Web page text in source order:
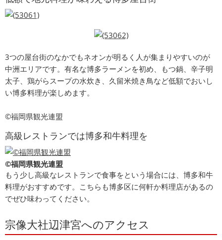
3つの屋台街のなかでもネオンが明るく人が集まりやすいのが
中洲エリアです。有名な博多ラーメンを初め、もつ鍋、辛子明
太子、鶏がらスープの水炊き、久留米焼き鳥など低額でおいし
い博多料理が楽しめます。
©福岡県観光連盟
高級レストランでは博多和牛料理を
©福岡県観光連盟
もう少し高級なレストランで食事をという場合には、博多和牛
料理がおすすめです。こちらも博多区に何軒か料理店があるの
でぜひ味わってください。
宗像大社辺津宮へのアクセス